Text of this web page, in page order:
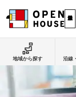
地域から探す 沿線